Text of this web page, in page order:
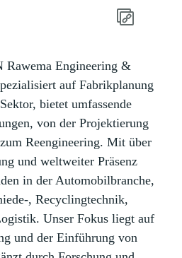
Engineering &
auf Fabrikplanung
bietet umfassende
von der Projektierung
Reengineering. Mit über
und weltweiter Präsenz
in der Automobilbranche,
, Recyclingtechnik,
Unser Fokus liegt auf
und der Einführung von